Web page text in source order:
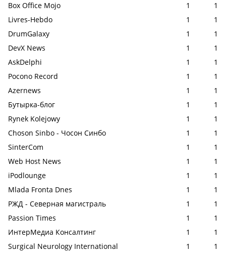
Box Office Mojo
1
1
Livres-Hebdo
1
1
DrumGalaxy
1
1
DevX News
1
1
AskDelphi
1
1
Pocono Record
1
1
Azernews
1
1
Бутырка-блог
1
1
Rynek Kolejowy
1
1
Choson Sinbo - Чосон Синбо
1
1
SinterCom
1
1
Web Host News
1
1
iPodlounge
1
1
Mlada Fronta Dnes
1
1
РЖД - Северная магистраль
1
1
Passion Times
1
1
ИнтерМедиа Консалтинг
1
1
Surgical Neurology International
1
1